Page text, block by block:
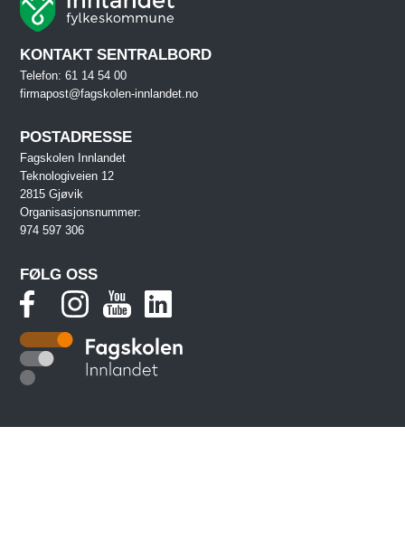
KONTAKT SENTRALBORD
Telefon: 61 14 54 00
firmapost@fagskolen-innlandet.no
POSTADRESSE
Fagskolen Innlandet
Teknologiveien 12
2815 Gjøvik
Organisasjonsnummer:
974 597 306
FØLG OSS